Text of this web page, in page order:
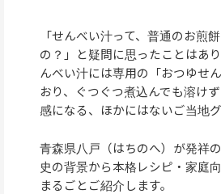
「せんべい汁って、普通のお煎
の？」と疑問に思ったことはあ
んべい汁には専用の「おつゆせ
おり、ぐつぐつ煮込んでも溶け
感になる、ほかにはないご当地グ
青森県八戸（はちのへ）が発祥
史の背景から本格レシピ・家庭
まるごとご紹介します。